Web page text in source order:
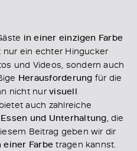
in einer einzigen Farbe
ein echter Hingucker
und Videos, sondern auch
Herausforderung für die
nicht nurvisuell
auch zahlreiche
und Unterhaltung , die
Beitrag geben wir dir
einer Farbe tragen kannst.